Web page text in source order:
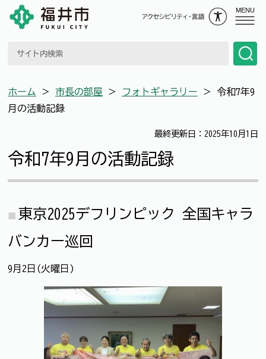
MENU
ホーム ＞ 市長の部屋 ＞ フォトギャラリー ＞ 令和7年9
月の活動記録
最終更新日：2025年10月1日
令和7年9月の活動記録
東京2025デフリンピック 全国キャラ
バンカー巡回
9月2日(火曜日)